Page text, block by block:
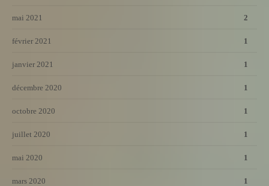
mai 2021 2
février 2021 1
janvier 2021 1
décembre 2020 1
octobre 2020 1
juillet 2020 1
mai 2020 1
mars 2020 1